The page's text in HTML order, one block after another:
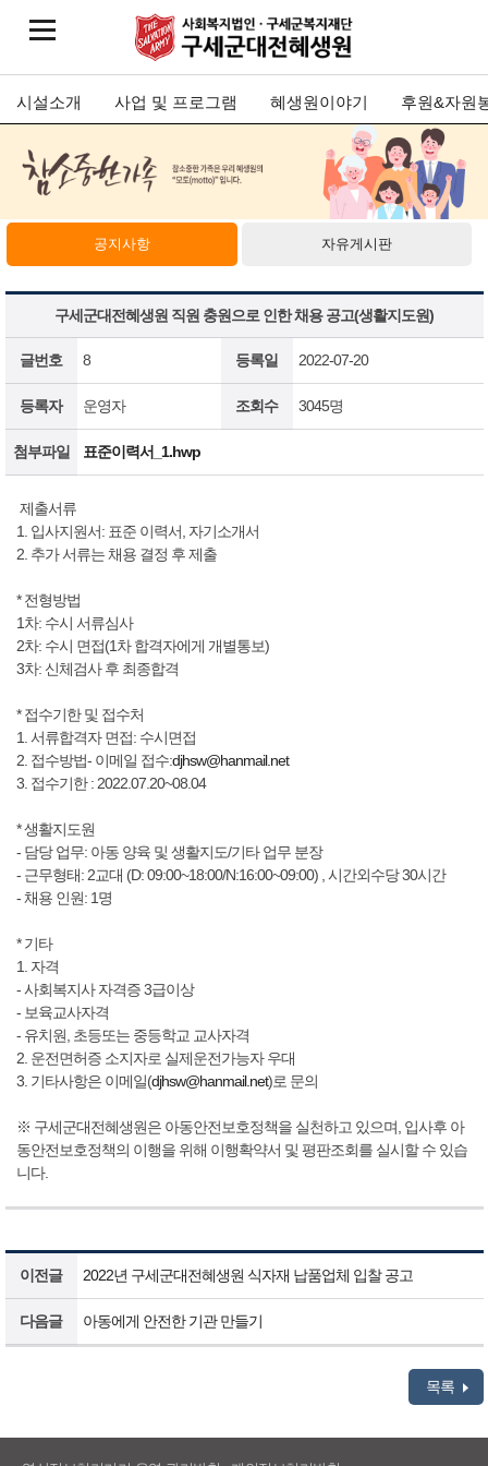
시설소개 사업 및 프로그램 혜생원이야기 후원&자원
공지사항 자유게시판
구세군대전혜생원 직원 충원으로 인한 채용 공고(생활지도원)
글번호 8 등록일 2022-07-20
등록자 운영자 조회수 3045명
첨부파일 표준이력서_1.hwp
제출서류
1. 입사지원서: 표준 이력서, 자기소개서
2. 추가 서류는 채용 결정 후 제출
* 전형방법
1차: 수시 서류심사
2차: 수시 면접(1차 합격자에게 개별통보)
3차: 신체검사 후 최종합격
* 접수기한 및 접수처
​1. 서류합격자 면접: 수시면접
2. 접수방법- 이메일 접수:djhsw@hanmail.net
3. 접수기한 : 2022.07.20~08.04
* 생활지도원
- 담당 업무: 아동 양육 및 생활지도/기타 업무 분장
- 근무형태: 2교대 (D: 09:00~18:00/N:16:00~09:00) , 시간외수당 30시간
- 채용 인원: 1명
* 기타
1. 자격
- 사회복지사 자격증 3급이상
- 보육교사자격
- 유치원, 초등또는 중등학교 교사자격
2. 운전면허증 소지자로 실제운전가능자 우대
3. 기타사항은 이메일(djhsw@hanmail.net)로 문의
※ 구세군대전혜생원은 아동안전보호정책을 실천하고 있으며, 입사후 아
동안전보호정책의 이행을 위해 이행확약서 및 평판조회를 실시할 수 있습
니다.
이전글 2022년 구세군대전혜생원 식자재 납품업체 입찰 공고
다음글 아동에게 안전한 기관 만들기
목록